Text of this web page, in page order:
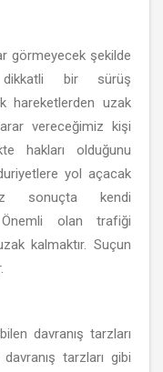
görmeyecek şekilde
dikkatli bir sürüş
hareketlerden uzak
vereceğimiz kişi
hakları olduğunu
yol açacak
sonuçta kendi
olan trafiği
kalmaktır. Suçun
davranış tarzları
tarzları gibi